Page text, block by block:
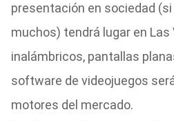
presentación en sociedad
muchos) tendrá lugar en
inalámbricos, pantallas
software de videojuegos
motores del mercado.